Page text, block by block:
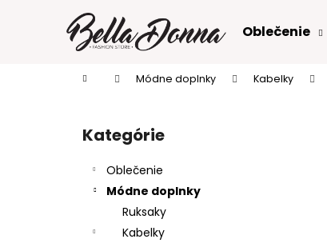
Oblečenie
Domov Módne doplnky Kabelky
Preskočiť
kategórie
Kategórie
Oblečenie
Módne doplnky
Ruksaky
Kabelky
Späť
Späť